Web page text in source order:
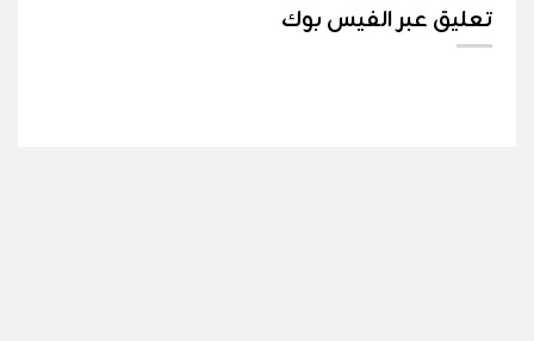
تعليق عبر الفيس بوك